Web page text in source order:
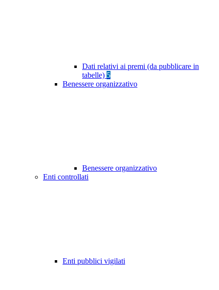
Dati relativi ai premi (da pubblicare in
tabelle) 5
Benessere organizzativo
Benessere organizzativo
Enti controllati
Enti pubblici vigilati